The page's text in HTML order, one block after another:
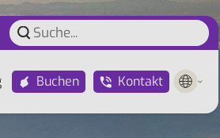
Buchen Kontakt